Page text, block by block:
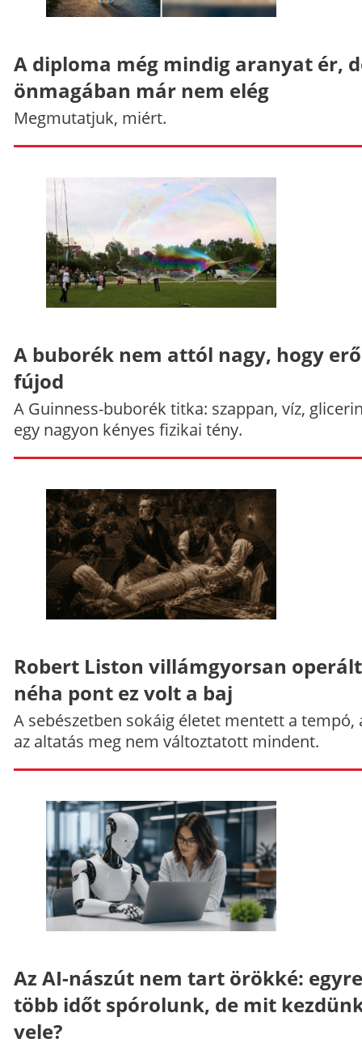
A diploma még mindig aranyat ér,
önmagában már nem elég
Megmutatjuk, miért.
A buborék nem attól nagy, hogy
fújod
A Guinness-buborék titka: szappan, víz,
egy nagyon kényes fizikai tény.
Robert Liston villámgyorsan
néha pont ez volt a baj
A sebészetben sokáig életet mentett a tempó,
az altatás meg nem változtatott mindent.
Az AI-nászút nem tart örökké: egyre
több időt spórolunk, de mit
vele?